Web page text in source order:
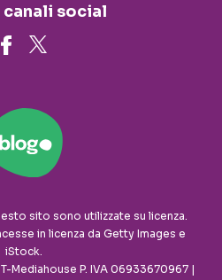
canali social
sito sono utilizzate su licenza.
in licenza da Getty Images e
iStock.
Mediahouse P. IVA 06933670967 |